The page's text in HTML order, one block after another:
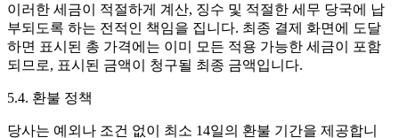
이러한 세금이 적절하게 계산, 징수 및 적절한 세무 당국에 납
부되도록 하는 전적인 책임을 집니다. 최종 결제 화면에 도달
하면 표시된 총 가격에는 이미 모든 적용 가능한 세금이 포함
되므로, 표시된 금액이 청구될 최종 금액입니다.
5.4. 환불 정책
당사는 예외나 조건 없이 최소 14일의 환불 기간을 제공합니